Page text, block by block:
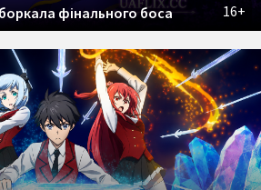
16+
фінального боса